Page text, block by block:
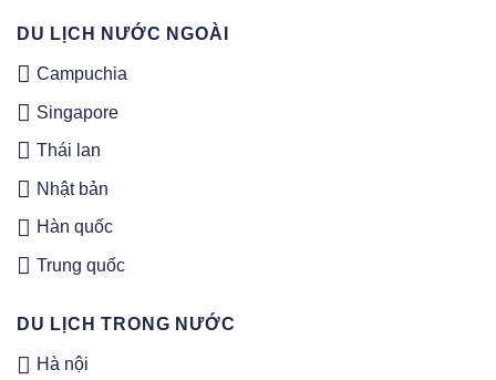
DU LỊCH NƯỚC NGOÀI
Campuchia
Singapore
Thái lan
Nhật bản
Hàn quốc
Trung quốc
DU LỊCH TRONG NƯỚC
Hà nội